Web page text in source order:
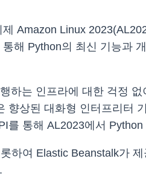
Amazon Linux
해 Python의 최신 기능과
하는 인프라에 대한 걱정
향상된 대화형 인터프리터
를 통해 AL2023에서
하여 Elastic Beanstalk가